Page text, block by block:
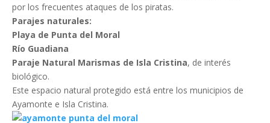
por los frecuentes ataques de los piratas.
Parajes naturales:
Playa de Punta del Moral
Río Guadiana
Paraje Natural Marismas de Isla Cristina, de interés
biológico.
Este espacio natural protegido está entre los municipios de
Ayamonte e Isla Cristina.